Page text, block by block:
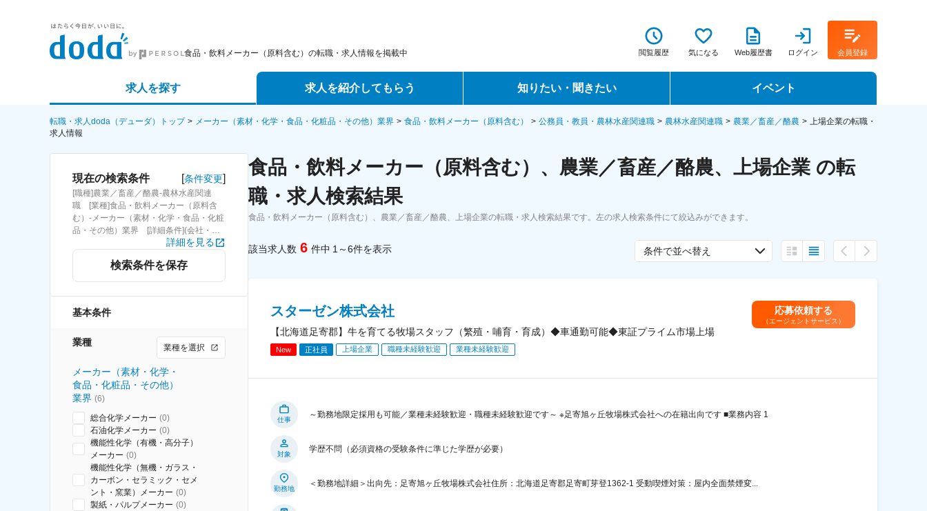
食品・飲料メーカー（原料含む）の転職・求人情報を掲載中 閲覧履歴 気になる Web履歴書 ログイン 会員登録
求人を探す
詳細条件から探す
新着求人から探す
求人特集から探す
求人を紹介してもらう
エージェントサービス
スカウトサービス
パートナーエージェントサービス
知りたい・聞きたい
転職ノウハウ
データで見る転職
転職Q&A
イベント
転職イベント・転職セミナー
転職フェア
転職・求人doda（デューダ）トップ メーカー（素材・化学・食品・化粧品・その他）業界 食品・飲料メーカー（原料含む） 公務員・教員・農林水産関連職 農林水産関連職 農業／畜産／酪農
上場企業の転職・
求人情報
現在の検索条件 [条件変更]
[職種]農業／畜産／酪農-農林水産関連
職 [業種]食品・飲料メーカー（原料含
む）-メーカー（素材・化学・食品・化粧
品・その他）業界 [詳細条件](会社・職
詳細を見る
検索条件を保存
基本条件
業種 業種を選択
メーカー（素材・化学・
食品・化粧品・その他）
業界 (6)
総合化学メーカー (0)
石油化学メーカー (0)
機能性化学（有機・高分子）
メーカー (0)
機能性化学（無機・ガラス・
カーボン・セラミック・セメ
ント・窯業）メーカー (0)
製紙・パルプメーカー (0)
食品・飲料メーカー（原料含む）、農業／畜産／酪農、上場企業 の転
職・求人検索結果
食品・飲料メーカー（原料含む）、農業／畜産／酪農、上場企業の転職・求人検索結果です。左の求人検索条件にて絞込みができます。
該当求人数 6 件中 1～6件を表示 条件で並べ替え
スターゼン株式会社
【北海道足寄郡】牛を育てる牧場スタッフ（繁殖・哺育・育成）◆車通勤可能◆東証プライム市場上場
New 正社員 上場企業 職種未経験歓迎 業種未経験歓迎
応募依頼する
（エージェントサービス）
仕事
～勤務地限定採用も可能／業種未経験歓迎・職種未経験歓迎です～ ※足寄旭ヶ丘牧場株式会社への在籍出向です ■業務内容 1
対象
学歴不問（必須資格の受験条件に準じた学歴が必要）
勤務地
＜勤務地詳細＞出向先：足寄旭ヶ丘牧場株式会社住所：北海道足寄郡足寄町芽登1362-1 受動喫煙対策：屋内全面禁煙変...